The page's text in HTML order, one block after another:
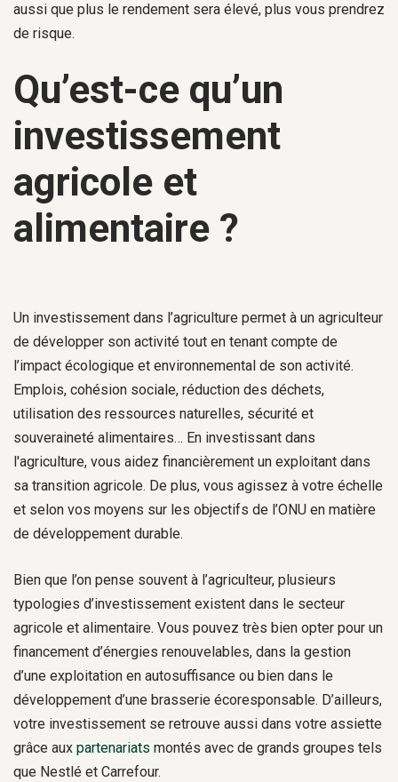
aussi que plus le rendement sera élevé, plus vous prendrez
de risque.
Qu’est-ce qu’un
investissement
agricole et
alimentaire ?
Un investissement dans l’agriculture permet à un agriculteur
de développer son activité tout en tenant compte de
l’impact écologique et environnemental de son activité.
Emplois, cohésion sociale, réduction des déchets,
utilisation des ressources naturelles, sécurité et
souveraineté alimentaires… En investissant dans
l'agriculture, vous aidez financièrement un exploitant dans
sa transition agricole. De plus, vous agissez à votre échelle
et selon vos moyens sur les objectifs de l’ONU en matière
de développement durable.
Bien que l’on pense souvent à l’agriculteur, plusieurs
typologies d’investissement existent dans le secteur
agricole et alimentaire. Vous pouvez très bien opter pour un
financement d’énergies renouvelables, dans la gestion
d’une exploitation en autosuffisance ou bien dans le
développement d’une brasserie écoresponsable. D’ailleurs,
votre investissement se retrouve aussi dans votre assiette
grâce aux partenariats montés avec de grands groupes tels
que Nestlé et Carrefour.